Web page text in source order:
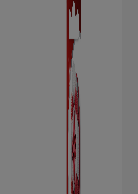
ROUTINE BLANCHEUR SUR MESURE
RECHERCHE DES SOLUTIONS IDÉALES
POUR LES PROFESSIONNELS